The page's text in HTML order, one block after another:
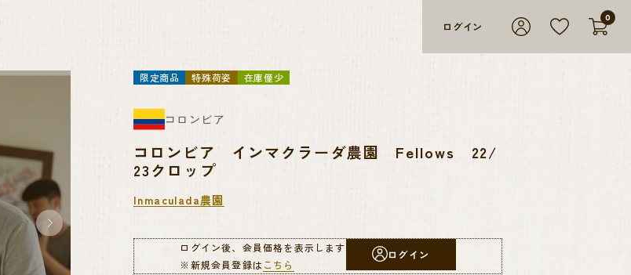
ログイン
0
限定商品 特殊荷姿 在庫僅少
コロンビア
コロンビア インマクラーダ農園 Fellows 22/
23クロップ
Inmaculada農園
ログイン後、会員価格を表示します
※新規会員登録は こちら
ログイン